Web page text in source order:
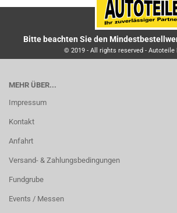
Bitte beachten Sie den
© 2019 - All rights reserved - Autoteile
MEHR ÜBER...
Impressum
Kontakt
Anfahrt
Versand- & Zahlungsbedingungen
Fundgrube
Events / Messen